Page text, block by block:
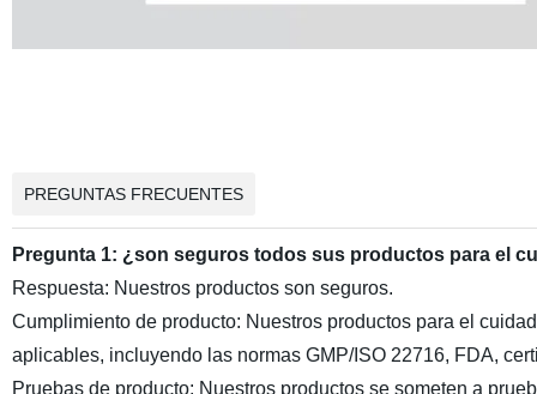
PREGUNTAS FRECUENTES
Pregunta 1: ¿son seguros todos sus productos para el
Respuesta: Nuestros productos son seguros.
Cumplimiento de producto: Nuestros productos para el
aplicables, incluyendo las normas GMP/ISO 22716, FDA,
Pruebas de producto: Nuestros productos se someten a